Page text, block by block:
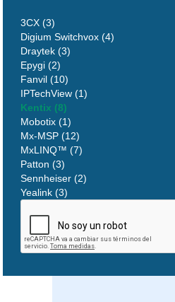
3CX (3)
Digium Switchvox (4)
Draytek (3)
Epygi (2)
Fanvil (10)
IPTechView (1)
Kentix (8)
Mobotix (1)
Mx-MSP (12)
MxLINQ™ (7)
Patton (3)
Sennheiser (2)
Yealink (3)